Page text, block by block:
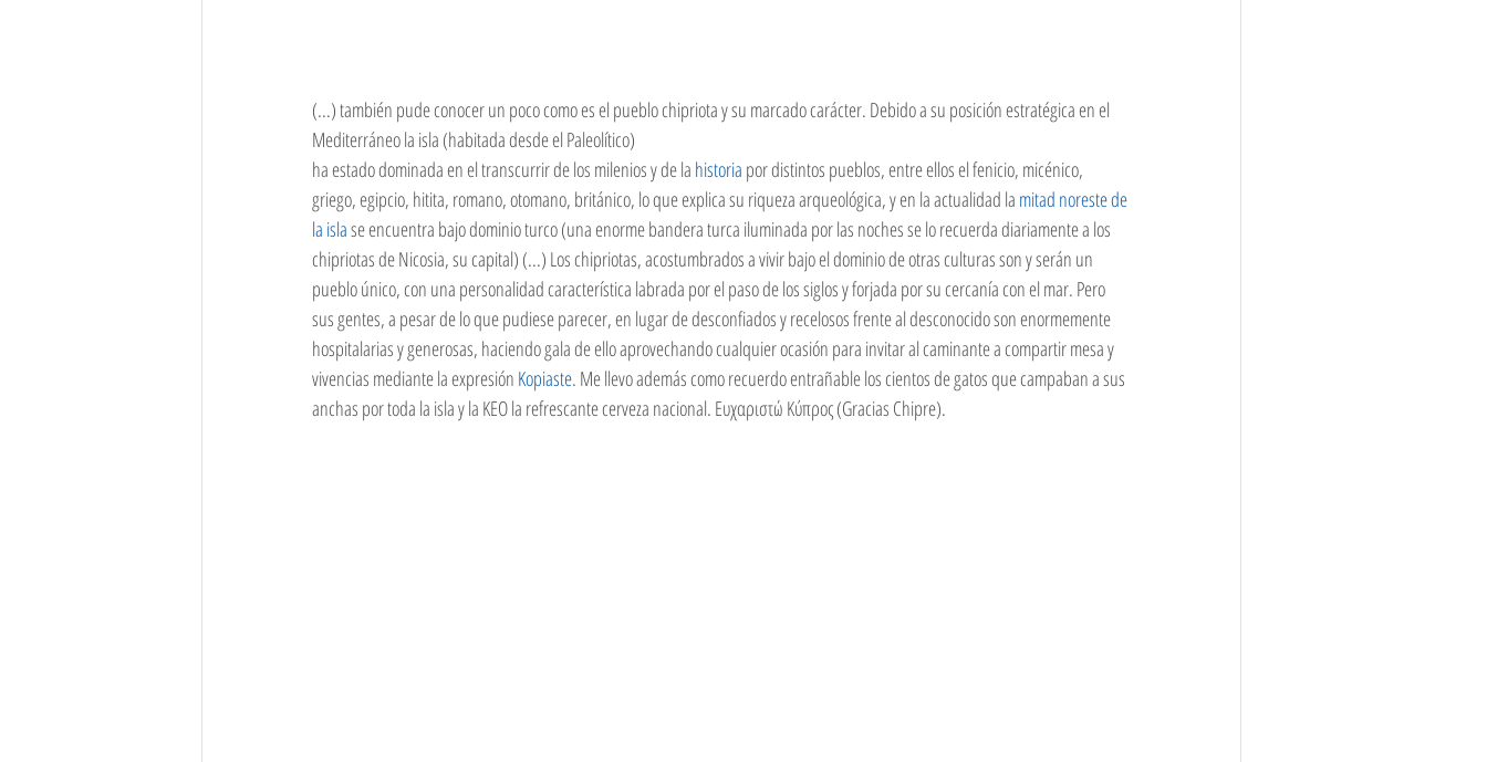
(...) también pude conocer un poco como es el pueblo chipriota y su marcado carácter. Debido a su posición estratégica en el
Mediterráneo la isla (habitada desde el Paleolítico)
ha estado dominada en el transcurrir de los milenios y de la historia por distintos pueblos, entre ellos el fenicio, micénico,
griego, egipcio, hitita, romano, otomano, británico, lo que explica su riqueza arqueológica, y en la actualidad la mitad noreste de
la isla se encuentra bajo dominio turco (una enorme bandera turca iluminada por las noches se lo recuerda diariamente a los
chipriotas de Nicosia, su capital) (...) Los chipriotas, acostumbrados a vivir bajo el dominio de otras culturas son y serán un
pueblo único, con una personalidad característica labrada por el paso de los siglos y forjada por su cercanía con el mar. Pero
sus gentes, a pesar de lo que pudiese parecer, en lugar de desconfiados y recelosos frente al desconocido son enormemente
hospitalarias y generosas, haciendo gala de ello aprovechando cualquier ocasión para invitar al caminante a compartir mesa y
vivencias mediante la expresión Kopiaste. Me llevo además como recuerdo entrañable los cientos de gatos que campaban a sus
anchas por toda la isla y la KEO la refrescante cerveza nacional. Ευχαριστώ Κύπρος (Gracias Chipre).